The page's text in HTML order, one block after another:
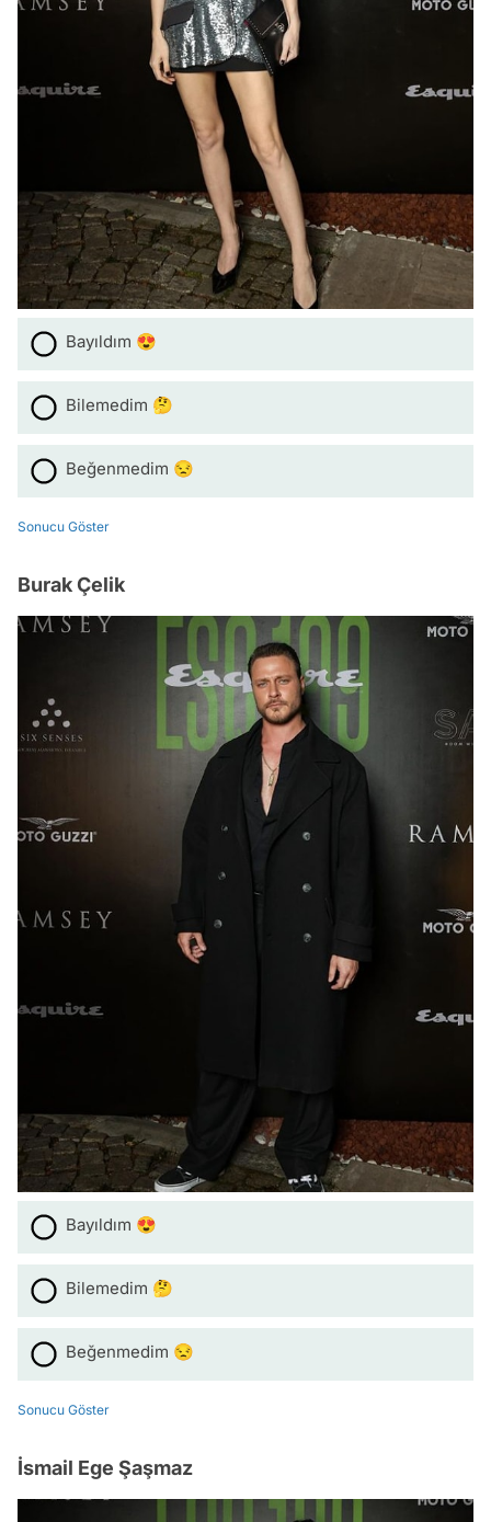
Bayıldım 😍
Bilemedim 🤔
Beğenmedim 😒
Sonucu Göster
Burak Çelik
Bayıldım 😍
Bilemedim 🤔
Beğenmedim 😒
Sonucu Göster
İsmail Ege Şaşmaz